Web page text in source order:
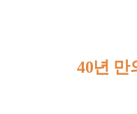
40년 만